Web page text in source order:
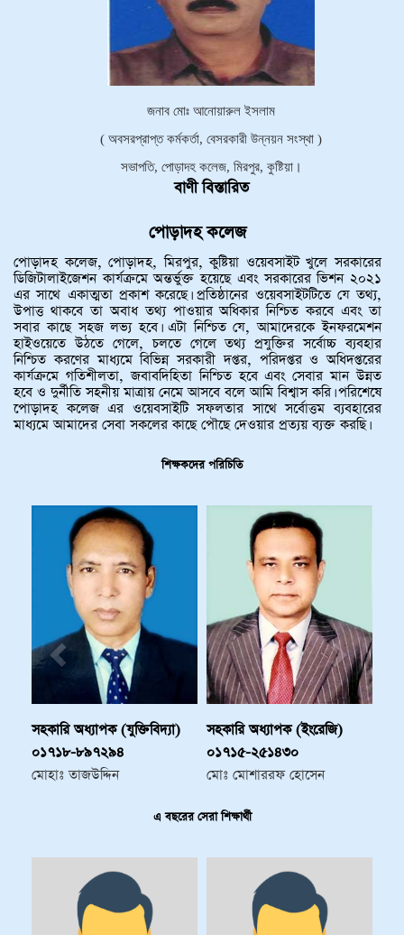
জনাব মোঃ আনোয়ারুল ইসলাম
( অবসরপ্রাপ্ত কর্মকর্তা, বেসরকারী উন্নয়ন সংস্থা )
সভাপতি, পোড়াদহ কলেজ, মিরপুর, কুষ্টিয়া।
বাণী বিস্তারিত
পোড়াদহ কলেজ
পোড়াদহ কলেজ, পোড়াদহ, মিরপুর, কুষ্টিয়া ওয়েবসাইট খুলে সরকারের
ডিজিটালাইজেশন কার্যক্রমে অন্তর্ভুক্ত হয়েছে এবং সরকারের ভিশন ২০২১
এর সাথে একাত্মতা প্রকাশ করেছে। প্রতিষ্ঠানের ওয়েবসাইটটিতে যে তথ্য,
উপাত্ত থাকবে তা অবাধ তথ্য পাওয়ার অধিকার নিশ্চিত করবে এবং তা
সবার কাছে সহজ লভ্য হবে। এটা নিশ্চিত যে, আমাদেরকে ইনফরমেশন
হাইওয়েতে উঠতে গেলে, চলতে গেলে তথ্য প্রযুক্তির সর্বোচ্চ ব্যবহার
নিশ্চিত করণের মাধ্যমে বিভিন্ন সরকারী দপ্তর, পরিদপ্তর ও অধিদপ্তরের
কার্যক্রমে গতিশীলতা, জবাবদিহিতা নিশ্চিত হবে এবং সেবার মান উন্নত
হবে ও দুর্নীতি সহনীয় মাত্রায় নেমে আসবে বলে আমি বিশ্বাস করি। পরিশেষে
‌‍পোড়াদহ কলেজ এর ওয়েবসাইটি সফলতার সাথে সর্বোত্তম ব্যবহারের
মাধ্যমে আমাদের সেবা সকলের কাছে পৌছে দেওয়ার প্রত্যয় ব্যক্ত করছি।
শিক্ষকদের পরিচিতি
সহকারি অধ্যাপক (যুক্তিবিদ্যা)
০১৭১৮-৮৯৭২৯৪
মোহাঃ তাজউদ্দিন
সহকারি অধ্যাপক (ইংরেজি)
০১৭১৫-২৫১৪৩০
মোঃ মোশাররফ হোসেন
Previous Next
এ বছরের সেরা শিক্ষার্থী
Previous Next